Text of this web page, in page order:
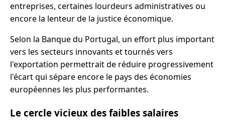
entreprises, certaines lourdeurs administratives ou
encore la lenteur de la justice économique.
Selon la Banque du Portugal, un effort plus important
vers les secteurs innovants et tournés vers
l'exportation permettrait de réduire progressivement
l'écart qui sépare encore le pays des économies
européennes les plus performantes.
Le cercle vicieux des faibles salaires